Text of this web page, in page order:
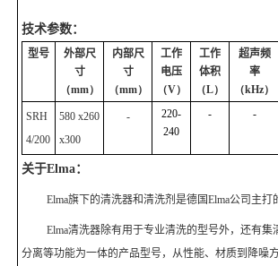
技术参数：
型号
外部尺
寸
（mm）
内部尺
寸
（mm）
工作
电压
（V）
工作
体积
（L）
超声频
率
（kHz）
SRH
4/200
580 x260
x300
-
220-
240
- -
关于Elma：
Elma旗下的清洗器和清洗剂是德国Elma公司主打
Elma清洗器除有用于专业清洗的型号外，还有集
分离等功能为一体的产品型号，从性能、材质到降噪